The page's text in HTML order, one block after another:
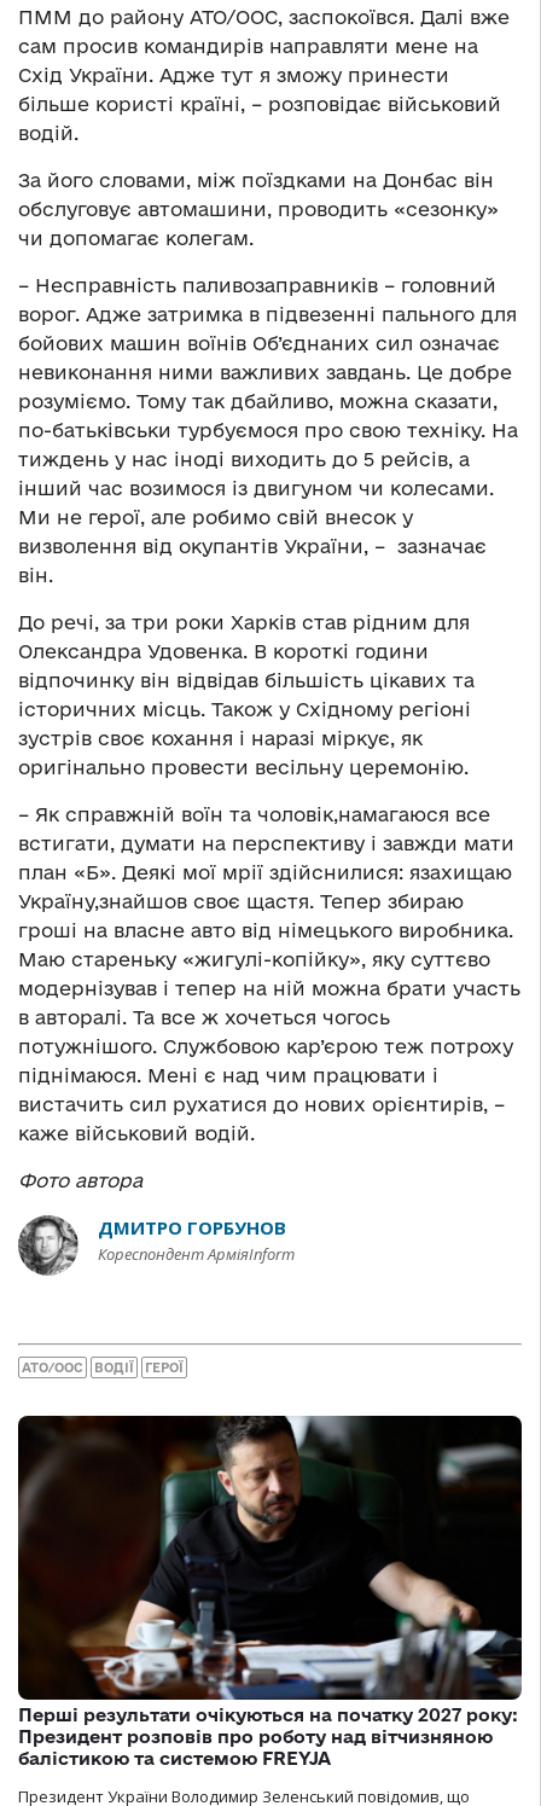
ПММ до району АТО/ООС, заспокоївся. Далі вже
сам просив командирів направляти мене на
Схід України. Адже тут я зможу принести
більше користі країні, – розповідає військовий
водій.
За його словами, між поїздками на Донбас він
обслуговує автомашини, проводить «сезонку»
чи допомагає колегам.
– Несправність паливозаправників – головний
ворог. Адже затримка в підвезенні пального для
бойових машин воїнів Об’єднаних сил означає
невиконання ними важливих завдань. Це добре
розуміємо. Тому так дбайливо, можна сказати,
по-батьківськи турбуємося про свою техніку. На
тиждень у нас іноді виходить до 5 рейсів, а
інший час возимося із двигуном чи колесами.
Ми не герої, але робимо свій внесок у
визволення від окупантів України, – зазначає
він.
До речі, за три роки Харків став рідним для
Олександра Удовенка. В короткі години
відпочинку він відвідав більшість цікавих та
історичних місць. Також у Східному регіоні
зустрів своє кохання і наразі міркує, як
оригінально провести весільну церемонію.
– Як справжній воїн та чоловік,намагаюся все
встигати, думати на перспективу і завжди мати
план «Б». Деякі мої мрії здійснилися: язахищаю
Україну,знайшов своє щастя. Тепер збираю
гроші на власне авто від німецького виробника.
Маю стареньку «жигулі-копійку», яку суттєво
модернізував і тепер на ній можна брати участь
в авторалі. Та все ж хочеться чогось
потужнішого. Службовою кар’єрою теж потроху
піднімаюся. Мені є над чим працювати і
вистачить сил рухатися до нових орієнтирів, –
каже військовий водій.
Фото автора
ДМИТРО ГОРБУНОВ
Кореспондент АрміяInform
АТО/ООС ВОДІЇ ГЕРОЇ
Перші результати очікуються на початку 2027 року:
Президент розповів про роботу над вітчизняною
балістикою та системою FREYJA
Президент України Володимир Зеленський повідомив, що